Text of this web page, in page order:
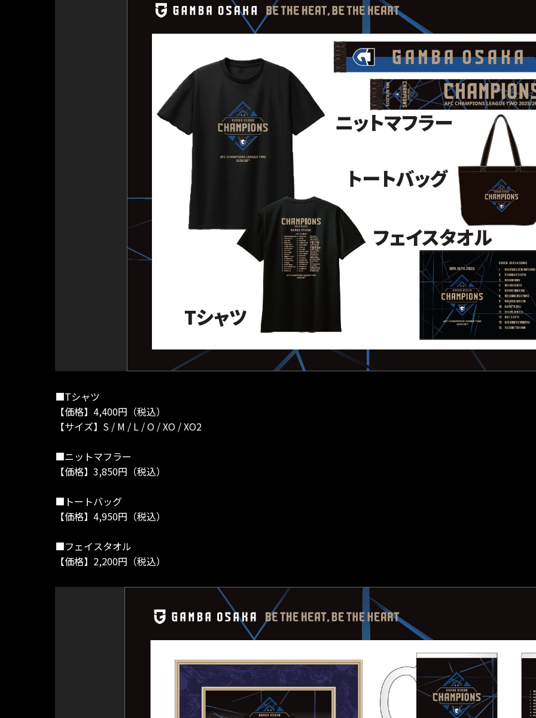
■Tシャツ
【価格】4,400円（税込）
【サイズ】S / M / L / O / XO / XO2
■ニットマフラー
【価格】3,850円（税込）
■トートバッグ
【価格】4,950円（税込）
■フェイスタオル
【価格】2,200円（税込）